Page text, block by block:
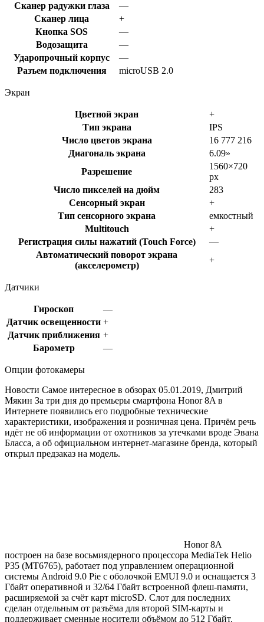
Сканер радужки глаза
—
Сканер лица
+
Кнопка SOS
—
Водозащита
—
Ударопрочный корпус
—
Разъем подключения
microUSB 2.0
Экран
Цветной экран
+
Тип экрана
IPS
Число цветов экрана
16 777 216
Диагональ экрана
6.09»
Разрешение
1560×720
px
Число пикселей на дюйм
283
Сенсорный экран
+
Тип сенсорного экрана
емкостный
Multitouch
+
Регистрация силы нажатий (Touch Force)
—
Автоматический поворот экрана
(акселерометр)
+
Датчики
Гироскоп
—
Датчик освещенности +
Датчик приближения +
Барометр
—
Опции фотокамеры
Новости Самое интересное в обзорах 05.01.2019, Дмитрий
Мякин За три дня до премьеры смартфона Honor 8A в
Интернете появились его подробные технические
характеристики, изображения и розничная цена. Причём речь
идёт не об информации от охотников за утечками вроде Эвана
Бласса, а об официальном интернет-магазине бренда, который
открыл предзаказ на модель.
Honor 8A
построен на базе восьмиядерного процессора MediaTek Helio
P35 (MT6765), работает под управлением операционной
системы Android 9.0 Pie с оболочкой EMUI 9.0 и оснащается 3
Гбайт оперативной и 32/64 Гбайт встроенной флеш-памяти,
расширяемой за счёт карт microSD. Слот для последних
сделан отдельным от разъёма для второй SIM-карты и
поддерживает сменные носители объёмом до 512 Гбайт.